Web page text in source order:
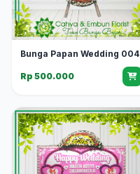
Bunga Papan Wedding 004
Rp 500.000